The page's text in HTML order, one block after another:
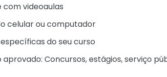
com videoaulas
celular ou computador
do seu curso
Concursos, estágios, serviço